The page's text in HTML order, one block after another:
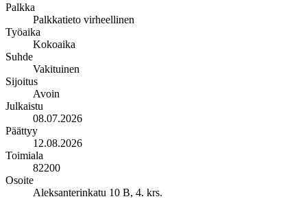
Palkka
Palkkatieto virheellinen
Työaika
Kokoaika
Suhde
Vakituinen
Sijoitus
Avoin
Julkaistu
08.07.2026
Päättyy
12.08.2026
Toimiala
82200
Osoite
Aleksanterinkatu 10 B, 4. krs.